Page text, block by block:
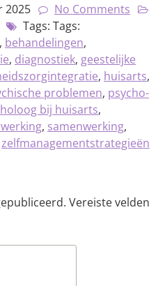
2025
No Comments
Tags: Tags:
behandelingen,
, diagnostiek, geestelijke
, huisarts,
problemen, psycho-
bij huisarts,
, samenwerking,
zelfmanagementstrategieën
Vereiste velden